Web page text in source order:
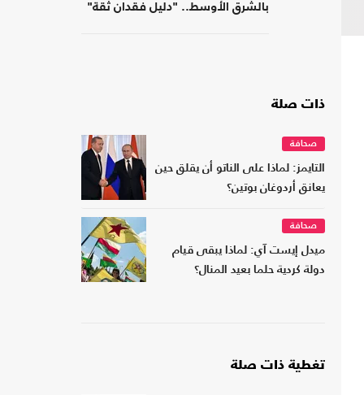
بالشرق الأوسط.. "دليل فقدان ثقة"
ذات صلة
صحافة
التايمز: لماذا على الناتو أن يقلق حين
يعانق أردوغان بوتين؟
صحافة
ميدل إيست آي: لماذا يبقى قيام
دولة كردية حلما بعيد المنال؟
تغطية ذات صلة